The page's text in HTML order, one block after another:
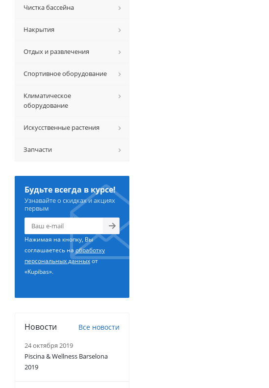
Чистка бассейна
Накрытия
Отдых и развлечения
Спортивное оборудование
Климатическое
оборудование
Искусственные растения
Запчасти
Будьте всегда в курсе!
Узнавайте о скидках и акциях
первым
Нажимая на кнопку, Вы
соглашаетесь наобработку
персональных данныхот
«Kupibas».
Новости Все новости
24 октября 2019
Piscina & Wellness Barselona
2019